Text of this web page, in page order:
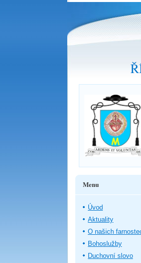
Menu
Úvod
Aktuality
O našich
Bohoslužby
Duchovní slovo